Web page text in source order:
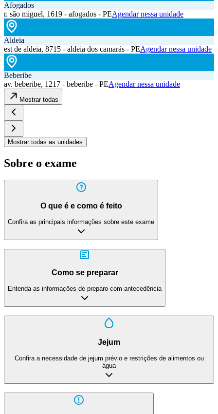
Afogados
r. são miguel, 1619 - afogados - PEAgendar nessa unidade
Aldeia
est de aldeia, 8715 - aldeia dos camarás - PEAgendar nessa unidade
Beberibe
av. beberibe, 1217 - beberibe - PEAgendar nessa unidade
Mostrar todas
Mostrar todas as unidades
Sobre o exame
O que é e como é feito
Confira as principais informações sobre este exame
Como se preparar
Entenda as informações de preparo com antecedência
Jejum
Confira a necessidade de jejum prévio e restrições de alimentos ou
água